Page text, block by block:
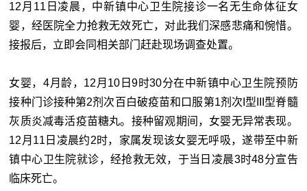
12月11日凌晨，中新镇中心卫生院接诊一名无生命体征女
婴，经医院全力抢救无效死亡，对此我们深感悲痛和惋惜。
接报后，立即会同相关部门赶赴现场调查处置。
女婴，4月龄，12月10日9时30分在中新镇中心卫生院预防
接种门诊接种第2剂次百白破疫苗和口服第1剂次I型III型脊髓
灰质炎减毒活疫苗糖丸。接种留观期间，女婴无异常表现。
12月11日凌晨约2时，家属发现该女婴无呼吸，遂带至中新
镇中心卫生院就诊，经抢救无效，于当日凌晨3时48分宣告
临床死亡。